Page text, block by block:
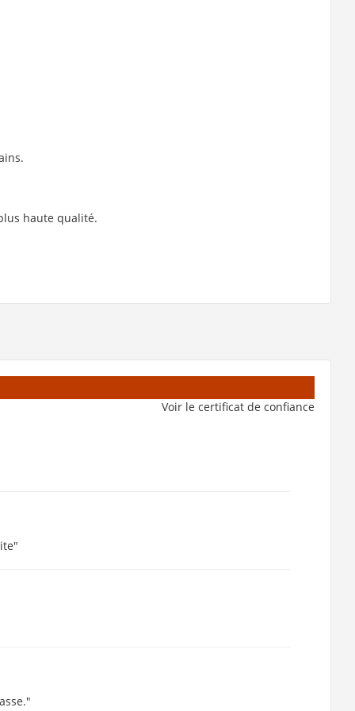
haute qualité.
Voir le certificat de confiance